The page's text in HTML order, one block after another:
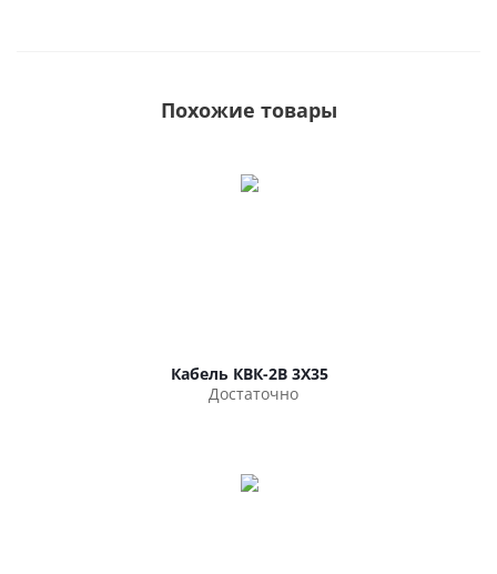
Похожие товары
Кабель КВК-2В 3Х35
Достаточно